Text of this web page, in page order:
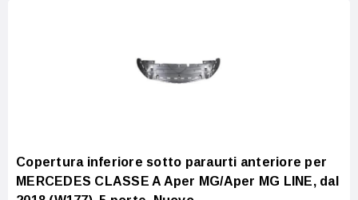
Copertura inferiore sotto paraurti anteriore per
MERCEDES CLASSE A Aper MG/Aper MG LINE, dal